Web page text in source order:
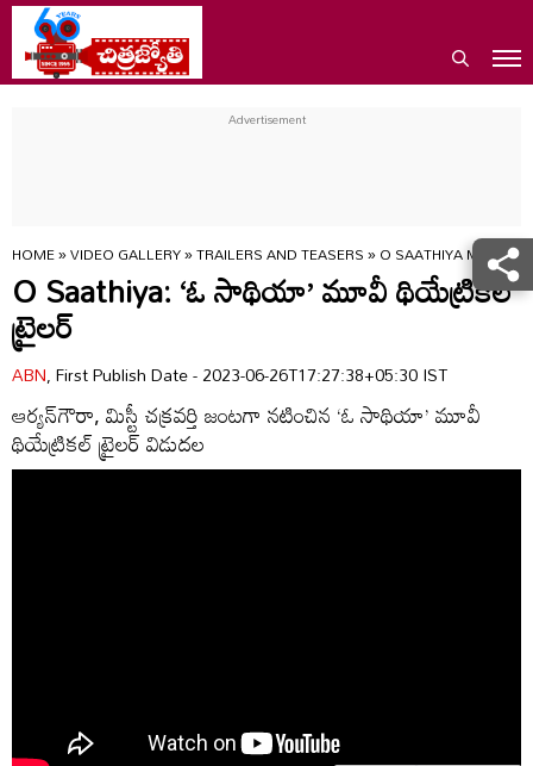
HOME»VIDEO GALLERY»TRAILERS AND TEASERS»O SAATHIYA MOVIE
O Saathiya: ‘ఓ సాథియా’ మూవీ థియేట్రికల్
ట్రైలర్
ABN, First Publish Date - 2023-06-26T17:27:38+05:30 IST
ఆర్యన్‌గౌరా, మిస్టీ చక్రవర్తి జంటగా నటించిన ‘ఓ సాథియా’ మూవీ
థియేట్రికల్ ట్రైలర్ విడుదల